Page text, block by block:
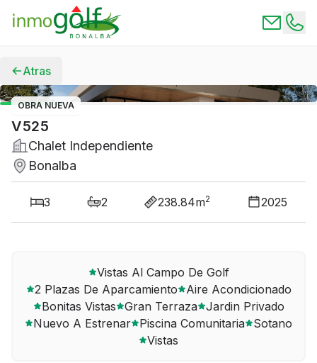
Inmogolf Bonalba
Atras
OBRA NUEVA
V525
Chalet Independiente
Bonalba
3 2 238.84m2 2025
Vistas Al Campo De Golf
2 Plazas De Aparcamiento
Aire Acondicionado
Bonitas Vistas
Gran Terraza
Jardin Privado
Nuevo A Estrenar
Piscina Comunitaria
Sotano
Vistas